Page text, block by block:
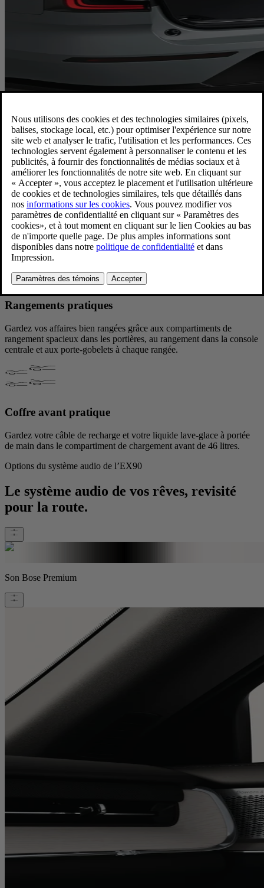
Coffre spacieux
Le volume de coffre de l’EX90 7 places va jusqu’à 384 litres
lorsque tous les dossiers arrière sont relevés. L’EX90 6 places peut
contenir jusqu’à 377 litres avec les dossiers arrière relevés.
Rangements pratiques
Gardez vos affaires bien rangées grâce aux compartiments de
rangement spacieux dans les portières, au rangement dans la console
centrale et aux porte-gobelets à chaque rangée.
Coffre avant pratique
Gardez votre câble de recharge et votre liquide lave-glace à portée
de main dans le compartiment de chargement avant de 46 litres.
Options du système audio de l’EX90
Le système audio de vos rêves, revisité
pour la route.
Son Bose Premium